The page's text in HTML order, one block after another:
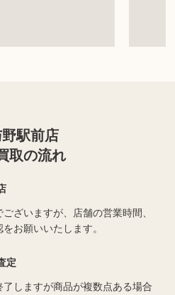
駅前店
取の流れ
ざいますが、店舗の営業時間、
お願いいたします。
定
了しますが商品が複数点ある場合